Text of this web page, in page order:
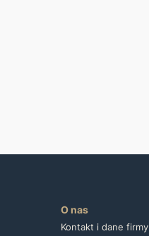
O nas
Kontakt i dane firmy